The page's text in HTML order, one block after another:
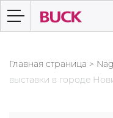
Главная страница >
выставки в городе